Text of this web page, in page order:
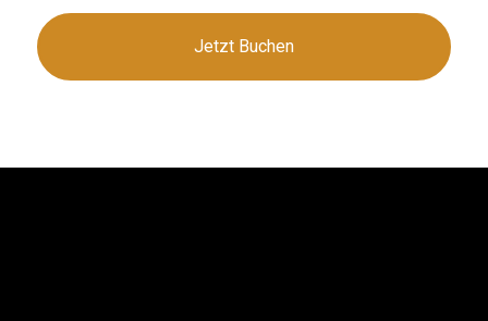
Jetzt Buchen